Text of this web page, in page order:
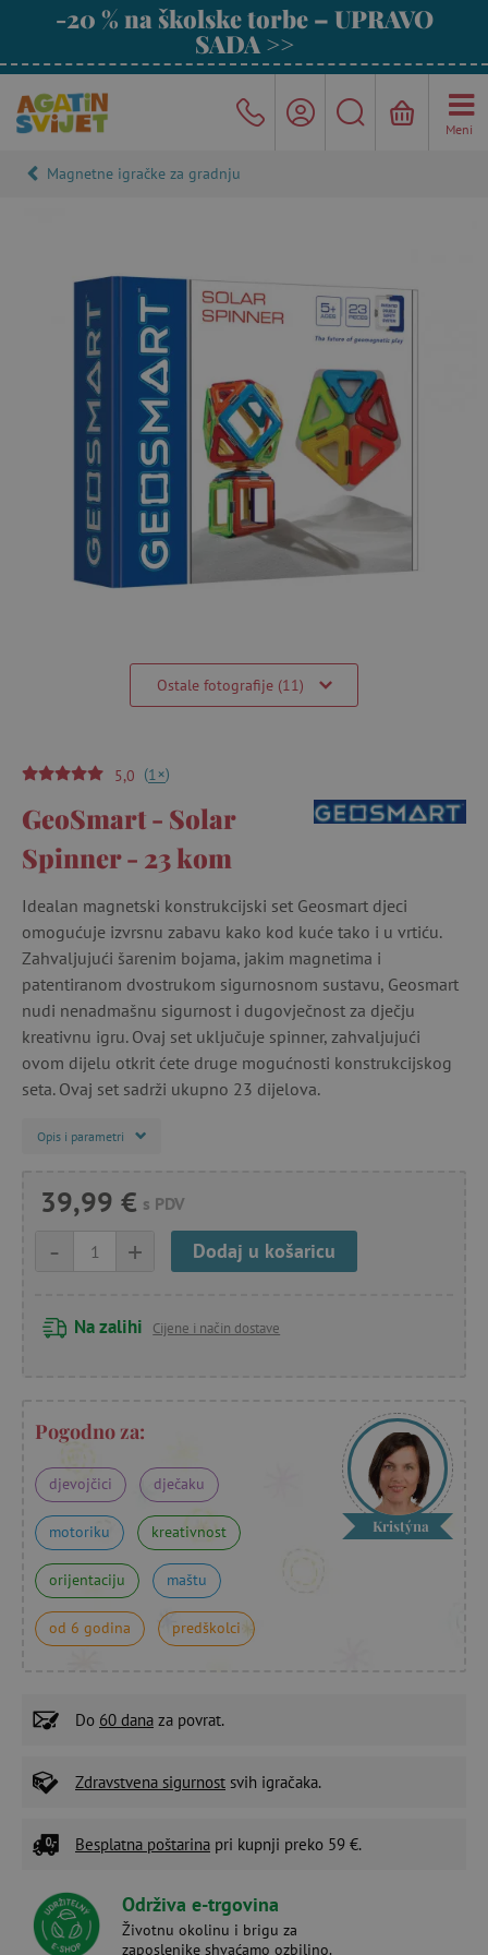
-20 % na školske torbe – UPRAVO
SADA >>
Meni
Magnetne igračke za gradnju
Ostale fotografije (11)
5,0 (1+)
GeoSmart - Solar
Spinner - 23 kom
Idealan magnetski konstrukcijski set Geosmart djeci
omogućuje izvrsnu zabavu kako kod kuće tako i u vrtiću.
Zahvaljujući šarenim bojama, jakim magnetima i
patentiranom dvostrukom sigurnosnom sustavu, Geosmart
nudi nenadmašnu sigurnost i dugovječnost za dječju
kreativnu igru. Ovaj set uključuje spinner, zahvaljujući
ovom dijelu otkrit ćete druge mogućnosti konstrukcijskog
seta. Ovaj set sadrži ukupno 23 dijelova.
Opis i parametri
39,99 € s PDV
+
- Dodaj u košaricu
Na zalihi Cijene i način dostave
Pogodno za:
djevojčici dječaku
motoriku kreativnost
orijentaciju maštu
od 6 godina predškolci
Kristýna
Do 60 dana za povrat.
Zdravstvena sigurnost svih igračaka.
Besplatna poštarina pri kupnji preko 59 €.
Održiva e-trgovina
Životnu okolinu i brigu za
zaposlenike shvaćamo ozbiljno.